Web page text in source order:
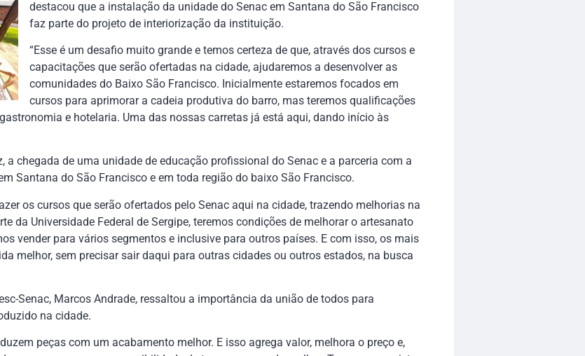
destacou que a instalação da unidade do Senac em Santana do São Francisco
faz parte do projeto de interiorização da instituição.
“Esse é um desafio muito grande e temos certeza de que, através dos cursos e
capacitações que serão ofertadas na cidade, ajudaremos a desenvolver as
comunidades do Baixo São Francisco. Inicialmente estaremos focados em
cursos para aprimorar a cadeia produtiva do barro, mas teremos qualificações
e hotelaria. Uma das nossas carretas já está aqui, dando início às
a chegada de uma unidade de educação profissional do Senac e a parceria com a
Santana do São Francisco e em toda região do baixo São Francisco.
os cursos que serão ofertados pelo Senac aqui na cidade, trazendo melhorias na
da Universidade Federal de Sergipe, teremos condições de melhorar o artesanato
vender para vários segmentos e inclusive para outros países. E com isso, os mais
melhor, sem precisar sair daqui para outras cidades ou outros estados, na busca
Senac, Marcos Andrade, ressaltou a importância da união de todos para
na cidade.
peças com um acabamento melhor. E isso agrega valor, melhora o preço e,